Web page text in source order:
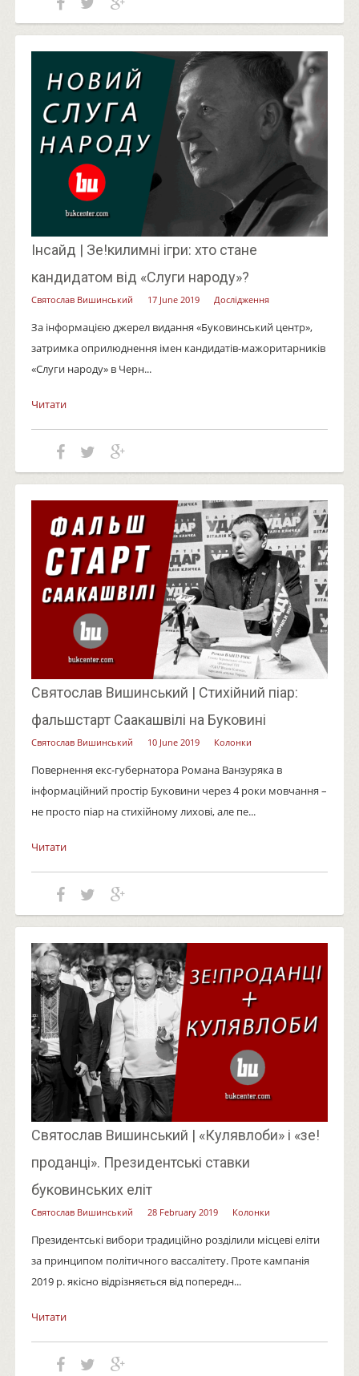
Інсайд | Зе!килимні ігри: хто стане
кандидатом від «Слуги народу»?
Святослав Вишинський 17 June 2019 Дослідження
За інформацією джерел видання «Буковинський центр»,
затримка оприлюднення імен кандидатів-мажоритарників
«Слуги народу» в Черн...
Читати
Святослав Вишинський | Стихійний піар:
фальшстарт Саакашвілі на Буковині
Святослав Вишинський 10 June 2019 Колонки
Повернення екс-губернатора Романа Ванзуряка в
інформаційний простір Буковини через 4 роки мовчання –
не просто піар на стихійному лихові, але пе...
Читати
Святослав Вишинський | «Кулявлоби» і «зе!
проданці». Президентські ставки
буковинських еліт
Святослав Вишинський 28 February 2019 Колонки
Президентські вибори традиційно розділили місцеві еліти
за принципом політичного вассалітету. Проте кампанія
2019 р. якісно відрізняється від попередн...
Читати